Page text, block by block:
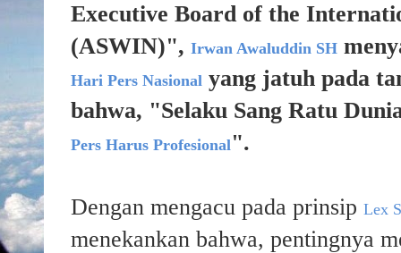
Executive Board of the
(ASWIN)", Irwan Awaluddin SH
Hari Pers Nasional yang jatuh pada
bahwa, "Selaku Sang Ratu
Pers Harus Profesional".
Dengan mengacu pada prinsip Lex
menekankan bahwa, pentingnya